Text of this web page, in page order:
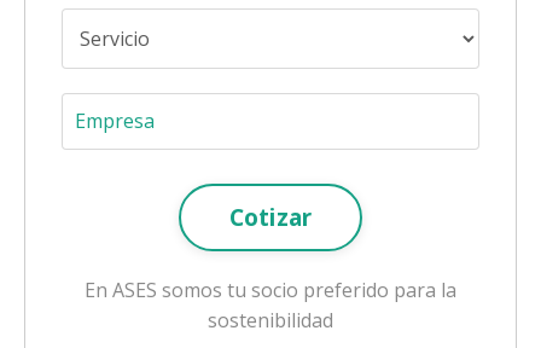
Cotizar
En ASES somos tu socio preferido para la
sostenibilidad